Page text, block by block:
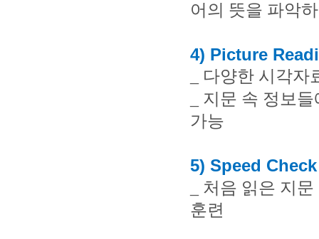
어의 뜻을 파악
4) Picture
다양한 시각자
지문 속 정보
가능
5) Speed Check
처음 읽은 지
훈련